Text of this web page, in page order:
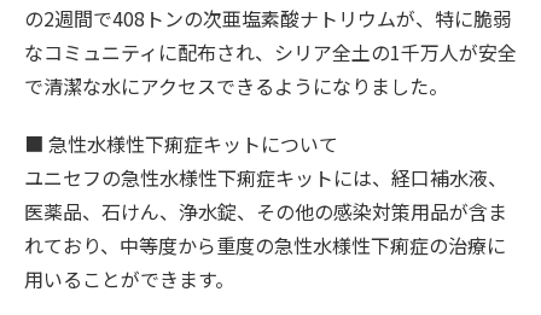
の2週間で408トンの次亜塩素酸ナトリウムが、特に脆弱
なコミュニティに配布され、シリア全土の1千万人が安全
で清潔な水にアクセスできるようになりました。
■ 急性水様性下痢症キットについて
ユニセフの急性水様性下痢症キットには、経口補水液、
医薬品、石けん、浄水錠、その他の感染対策用品が含ま
れており、中等度から重度の急性水様性下痢症の治療に
用いることができます。